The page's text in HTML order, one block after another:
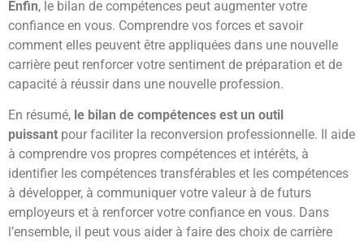
Enfin, le bilan de compétences peut augmenter votre
confiance en vous. Comprendre vos forces et savoir
comment elles peuvent être appliquées dans une nouvelle
carrière peut renforcer votre sentiment de préparation et de
capacité à réussir dans une nouvelle profession.
En résumé, le bilan de compétences est un outil
puissant pour faciliter la reconversion professionnelle. Il aide
à comprendre vos propres compétences et intérêts, à
identifier les compétences transférables et les compétences
à développer, à communiquer votre valeur à de futurs
employeurs et à renforcer votre confiance en vous. Dans
l’ensemble, il peut vous aider à faire des choix de carrière